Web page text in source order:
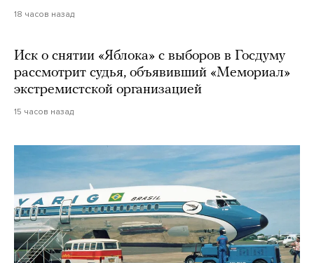
18 часов назад
Иск о снятии «Яблока» с выборов в Госдуму
рассмотрит судья, объявивший «Мемориал»
экстремистской организацией
15 часов назад